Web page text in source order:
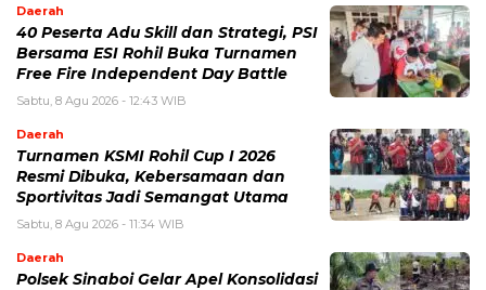
Daerah
40 Peserta Adu Skill dan Strategi, PSI
Bersama ESI Rohil Buka Turnamen
Free Fire Independent Day Battle
Sabtu, 8 Agu 2026 - 12:43 WIB
Daerah
Turnamen KSMI Rohil Cup I 2026
Resmi Dibuka, Kebersamaan dan
Sportivitas Jadi Semangat Utama
Sabtu, 8 Agu 2026 - 11:34 WIB
Daerah
Polsek Sinaboi Gelar Apel Konsolidasi